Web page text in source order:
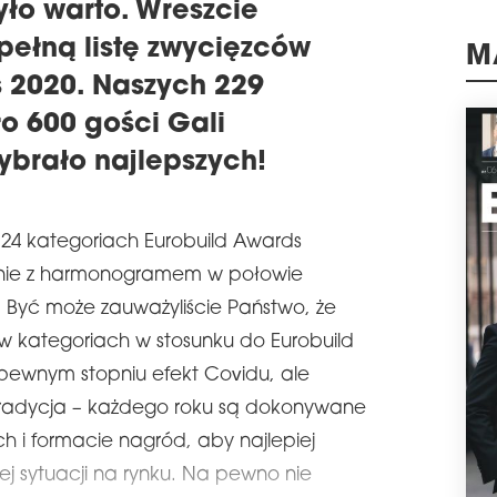
warto. Wreszcie
listę zwycięzców
Naszych 229
600 gości Gali
najlepszych!
kategoriach Eurobuild Awards
z harmonogramem w połowie
może zauważyliście Państwo, że
kategoriach w stosunku do Eurobuild
stopniu efekt Covidu, ale
– każdego roku są dokonywane
i formacie nagród, aby najlepiej
sytuacji na rynku. Na pewno nie
DO
schedule
12